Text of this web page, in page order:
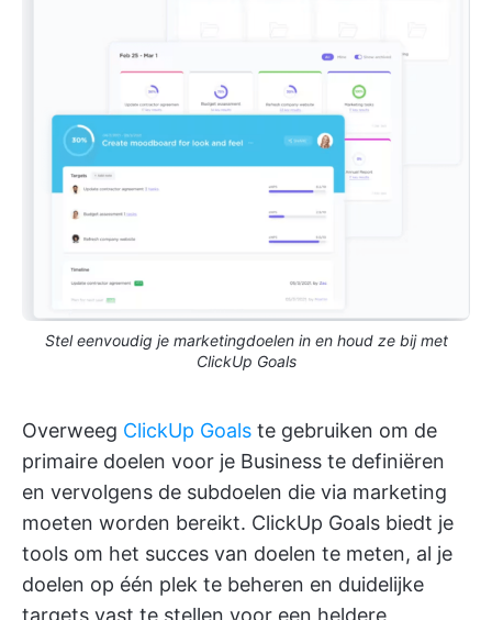
Stel eenvoudig je marketingdoelen in en houd ze bij met
ClickUp Goals
Overweeg ClickUp Goals te gebruiken om de
primaire doelen voor je Business te definiëren
en vervolgens de subdoelen die via marketing
moeten worden bereikt. ClickUp Goals biedt je
tools om het succes van doelen te meten, al je
doelen op één plek te beheren en duidelijke